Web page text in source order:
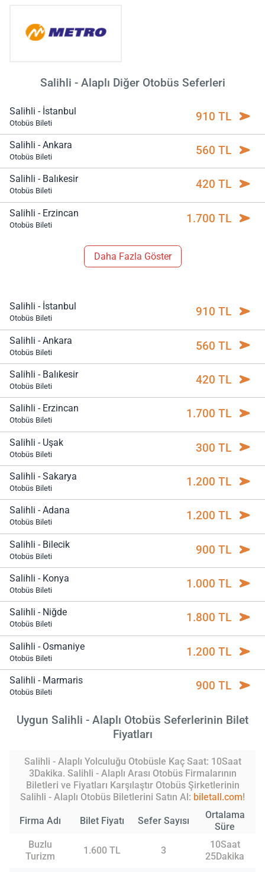
Salihli - Alaplı Diğer Otobüs Seferleri
Salihli - İstanbul
Otobüs Bileti 910 TL
Salihli - Ankara
Otobüs Bileti 560 TL
Salihli - Balıkesir
Otobüs Bileti 420 TL
Salihli - Erzincan
Otobüs Bileti 1.700 TL
Daha Fazla Göster
Salihli - İstanbul
Otobüs Bileti 910 TL
Salihli - Ankara
Otobüs Bileti 560 TL
Salihli - Balıkesir
Otobüs Bileti 420 TL
Salihli - Erzincan
Otobüs Bileti 1.700 TL
Salihli - Uşak
Otobüs Bileti 300 TL
Salihli - Sakarya
Otobüs Bileti 1.200 TL
Salihli - Adana
Otobüs Bileti 1.200 TL
Salihli - Bilecik
Otobüs Bileti 900 TL
Salihli - Konya
Otobüs Bileti 1.000 TL
Salihli - Niğde
Otobüs Bileti 1.800 TL
Salihli - Osmaniye
Otobüs Bileti 1.200 TL
Salihli - Marmaris
Otobüs Bileti 900 TL
Uygun Salihli - Alaplı Otobüs Seferlerinin Bilet
Fiyatları
Salihli - Alaplı Yolculuğu Otobüsle Kaç Saat: 10Saat
3Dakika. Salihli - Alaplı Arası Otobüs Firmalarının
Biletleri ve Fiyatları Karşılaştır Otobüs Şirketlerinin
Salihli - Alaplı Otobüs Biletlerini Satın Al: biletall.com!
Firma Adı Bilet Fiyatı Sefer Sayısı
Ortalama
Süre
Buzlu
Turizm
1.600 TL 3
10Saat
25Dakika